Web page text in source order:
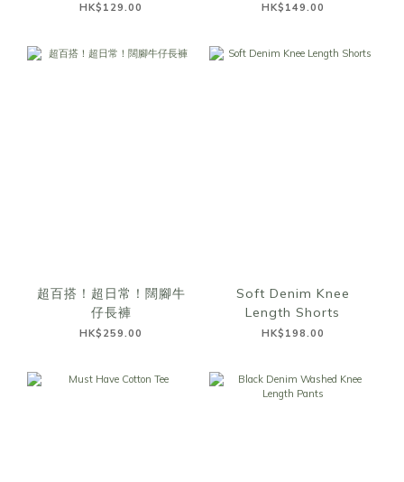
HK$129.00 HK$149.00
超百搭！超日常！闊腳牛
仔長褲
HK$259.00
Soft Denim Knee
Length Shorts
HK$198.00